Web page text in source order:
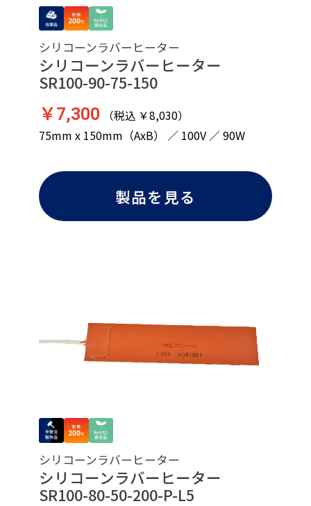
シリコーンラバーヒーター
シリコーンラバーヒーター
SR100-90-75-150
￥7,300 （税込 ￥8,030）
75mm x 150mm（AxB） ／ 100V ／ 90W
製品を見る
シリコーンラバーヒーター
シリコーンラバーヒーター
SR100-80-50-200-P-L5